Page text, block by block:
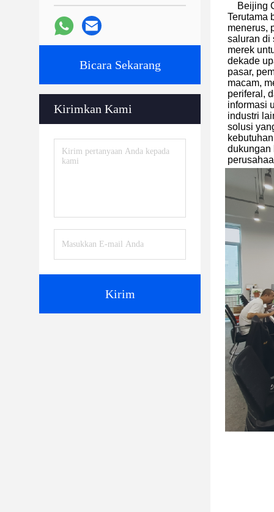
Bicara Sekarang
Kirimkan Kami
Kirim
Beijing
Terutama
menerus,
saluran di
merek
dekade
pasar,
macam,
periferal,
informasi
industri
solusi
dukungan